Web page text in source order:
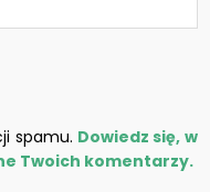
spamu. Dowiedz się, w
Twoich komentarzy.